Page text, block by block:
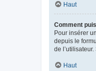
Haut
Comment
Pour insérer
depuis le
de
Haut